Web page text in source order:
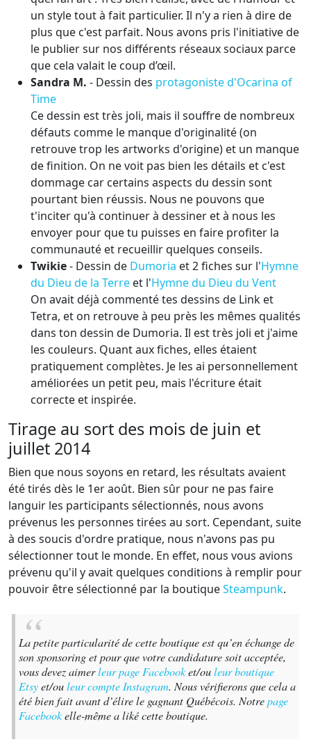
un style tout à fait particulier. Il n'y a rien à dire de
plus que c'est parfait. Nous avons pris l'initiative de
le publier sur nos différents réseaux sociaux parce
que cela valait le coup d’œil.
Sandra M. - Dessin des protagoniste d'Ocarina of
Time
Ce dessin est très joli, mais il souffre de nombreux
défauts comme le manque d'originalité (on
retrouve trop les artworks d'origine) et un manque
de finition. On ne voit pas bien les détails et c'est
dommage car certains aspects du dessin sont
pourtant bien réussis. Nous ne pouvons que
t'inciter qu'à continuer à dessiner et à nous les
envoyer pour que tu puisses en faire profiter la
communauté et recueillir quelques conseils.
Twikie- Dessin de Dumoria et 2 fiches sur l'Hymne
du Dieu de la Terre et l'Hymne du Dieu du Vent
On avait déjà commenté tes dessins de Link et
Tetra, et on retrouve à peu près les mêmes qualités
dans ton dessin de Dumoria. Il est très joli et j'aime
les couleurs. Quant aux fiches, elles étaient
pratiquement complètes. Je les ai personnellement
améliorées un petit peu, mais l'écriture était
correcte et inspirée.
Tirage au sort des mois de juin et
juillet 2014
Bien que nous soyons en retard, les résultats avaient
été tirés dès le 1er août. Bien sûr pour ne pas faire
languir les participants sélectionnés, nous avons
prévenus les personnes tirées au sort. Cependant, suite
à des soucis d'ordre pratique, nous n'avons pas pu
sélectionner tout le monde. En effet, nous vous avions
prévenu qu'il y avait quelques conditions à remplir pour
pouvoir être sélectionné par la boutiqueSteampunk.
La petite particularité de cette boutique est qu’en échange de
son sponsoring et pour que votre candidature soit acceptée,
vous devez aimerleur page Facebooket/ouleur boutique
Etsyet/ouleur compte Instagram. Nous vérifierons que cela a
été bien fait avant d’élire le gagnant Québécois. Notrepage
Facebookelle-même a liké cette boutique.